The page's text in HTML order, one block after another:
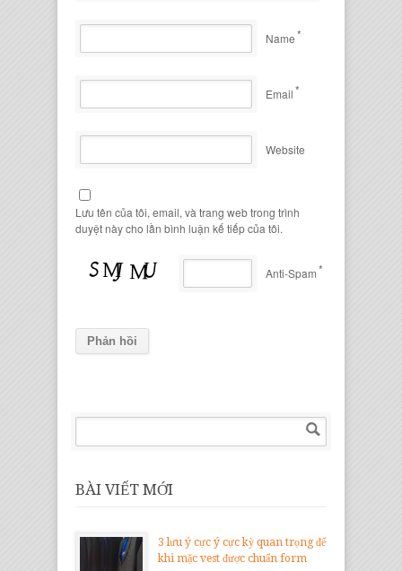
Name*
Email*
Website
Lưu tên của tôi, email, và trang web trong trình
duyệt này cho lần bình luận kế tiếp của tôi.
Anti-Spam*
BÀI VIẾT MỚI
3 lưu ý cực ý cực kỳ quan trọng để
khi mặc vest được chuẩn form